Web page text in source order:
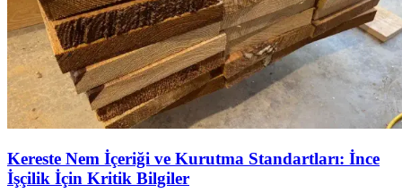
Kereste Nem İçeriği ve Kurutma Standartları: İnce
İşçilik İçin Kritik Bilgiler